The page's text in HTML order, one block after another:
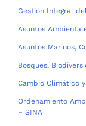
Gestión Integral
Asuntos
Asuntos Marinos,
Bosques,
Cambio Climático
Ordenamiento
– SINA